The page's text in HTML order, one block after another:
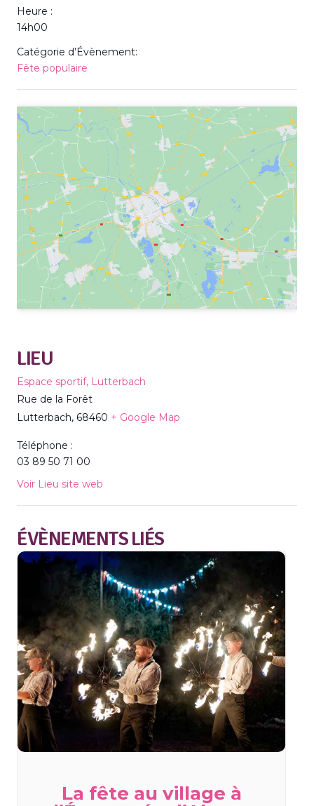
Heure :
14h00
Catégorie d’Évènement:
Fête populaire
LIEU
Espace sportif, Lutterbach
Rue de la Forêt
Lutterbach, 68460 + Google Map
Téléphone :
03 89 50 71 00
Voir Lieu site web
ÉVÈNEMENTS LIÉS
La fête au village à